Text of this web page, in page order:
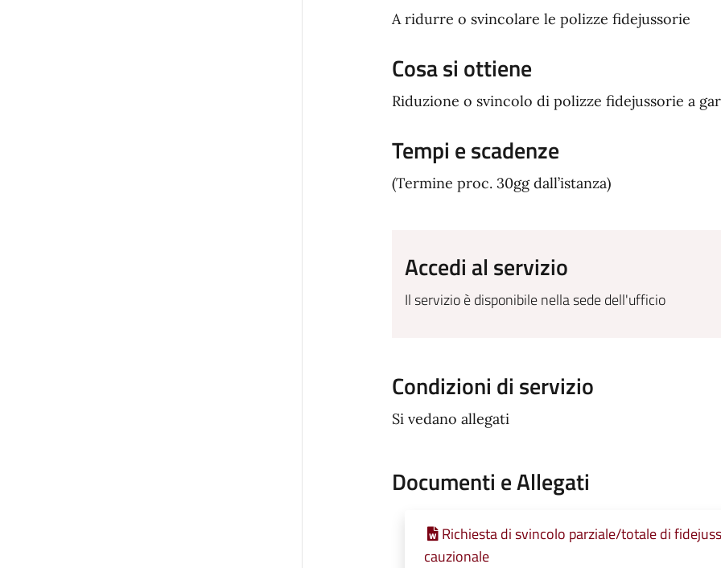
A ridurre o svincolare le polizze fidejussorie
Cosa si ottiene
Riduzione o svincolo di polizze fidejussorie a
Tempi e scadenze
(Termine proc. 30gg dall’istanza)
Accedi al servizio
Il servizio è disponibile nella sede dell'ufficio
Condizioni di servizio
Si vedano allegati
Documenti e Allegati
Richiesta di svincolo parziale/totale di
cauzionale